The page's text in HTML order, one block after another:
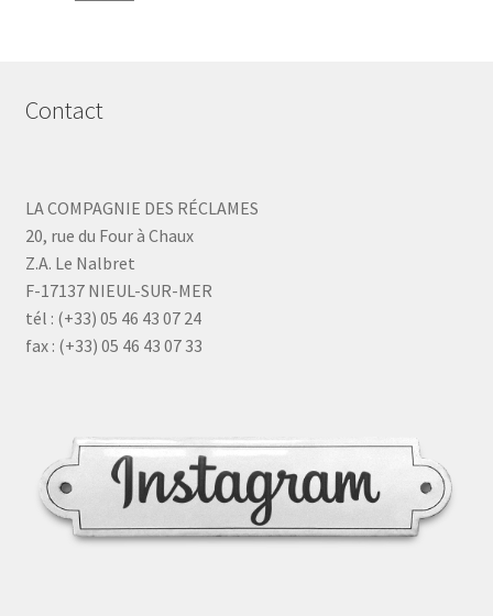
Contact
LA COMPAGNIE DES RÉCLAMES
20, rue du Four à Chaux
Z.A. Le Nalbret
F-17137 NIEUL-SUR-MER
tél : (+33) 05 46 43 07 24
fax : (+33) 05 46 43 07 33